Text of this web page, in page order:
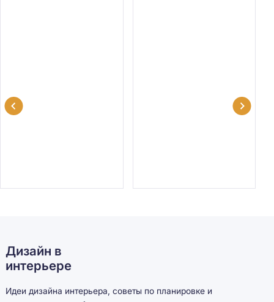
Дизайн в
интерьере
Идеи дизайна интерьера, советы по планировке и